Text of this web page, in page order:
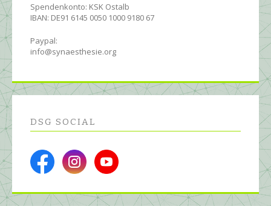
Spendenkonto: KSK Ostalb
IBAN: DE91 6145 0050 1000 9180 67
Paypal:
info@synaesthesie.org
DSG SOCIAL